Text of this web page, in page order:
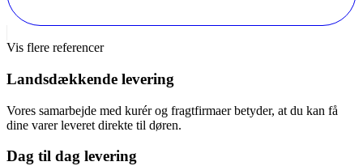
Vis flere referencer
Landsdækkende levering
Vores samarbejde med kurér og fragtfirmaer betyder, at du kan få
dine varer leveret direkte til døren.
Dag til dag levering